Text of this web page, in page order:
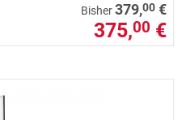
Bisher379,00 €
375,00 €